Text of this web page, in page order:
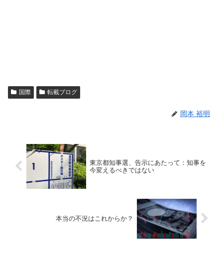
国際 転載ブログ
岡本 裕明
東京都知事選、告示にあたって：知事を
今変えるべきではない
本当の不況はこれからか？